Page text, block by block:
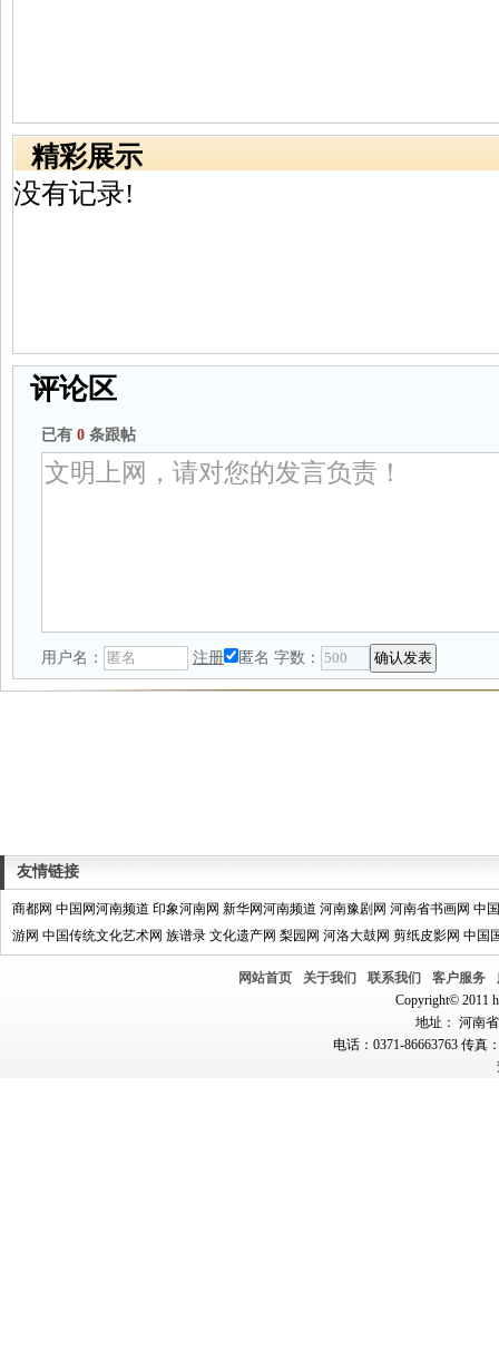
精彩展示
没有记录!
评论区
已有 0 条跟帖
用户名： 注册 匿名 字数：
友情链接
商都网 中国网河南频道 印象河南网 新华网河南频道 河南豫剧网 河南省书画网 中
游网 中国传统文化艺术网 族谱录 文化遗产网 梨园网 河洛大鼓网 剪纸皮影网 中国
网站首页 关于我们 联系我们 客户服务
Copyright© 2011
地址： 河南
电话：0371-86663763 传真